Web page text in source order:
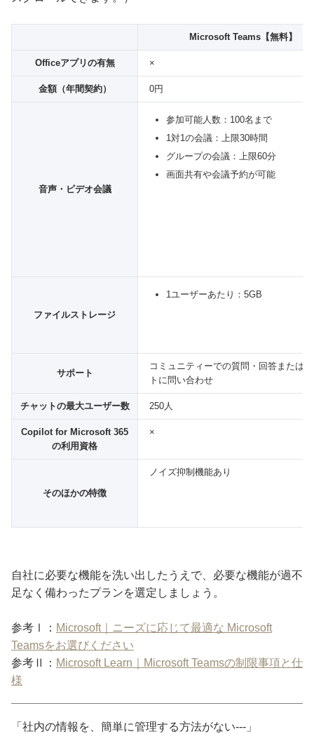
Microsoft Teams【無料】
Officeアプリの有無 ×
金額（年間契約） 0円
音声・ビデオ会議
参加可能人数：100名まで
1対1の会議：上限30時間
グループの会議：上限60分
画面共有や会議予約が可能
ファイルストレージ
1ユーザーあたり：5GB
サポート
コミュニティーでの質問・回答または
トに問い合わせ
チャットの最大ユーザー数 250人
Copilot for Microsoft 365
の利用資格
×
そのほかの特徴
ノイズ抑制機能あり
自社に必要な機能を洗い出したうえで、必要な機能が過不
足なく備わったプランを選定しましょう。
参考Ⅰ： Microsoft｜ニーズに応じて最適な Microsoft
Teamsをお選びください
参考Ⅱ： Microsoft Learn｜Microsoft Teamsの制限事項と仕
様
「社内の情報を、簡単に管理する方法がない---」